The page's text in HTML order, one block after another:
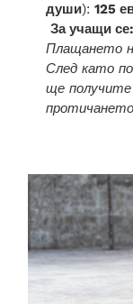
души): 125
За учащи се:
Плащането
След като
ще получите